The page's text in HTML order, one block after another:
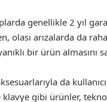
genellikle 2 yıl
olası arızalarda da
bir ürün almasını
da
klavye gibi ürünler,